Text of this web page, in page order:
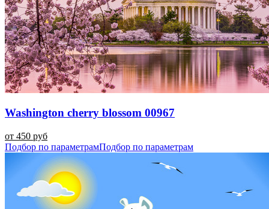
Washington cherry blossom 00967
от 450 руб
Подбор по параметрамПодбор по параметрам